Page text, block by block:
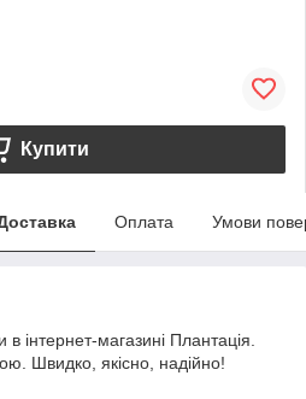
Купити
Оплата Умови
інтернет-магазині Плантація.
Швидко, якісно, надійно!